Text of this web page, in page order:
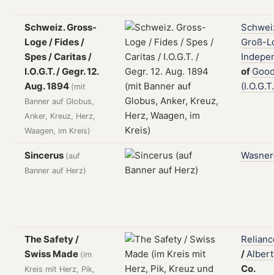
Schweiz. Gross-
Loge / Fides /
Spes / Caritas /
I.O.G.T. / Gegr. 12.
Aug. 1894 (mit
Banner auf Globus,
Anker, Kreuz, Herz,
Waagen, im Kreis)
Groß-
of
Sincerus (auf
Banner auf Herz)
The Safety /
Swiss Made (im
Kreis mit Herz, Pik,
/Albert
Co.